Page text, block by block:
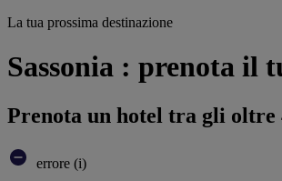
La tua prossima destinazione
Sassonia : prenota il
Prenota un hotel tra gli
errore (i)